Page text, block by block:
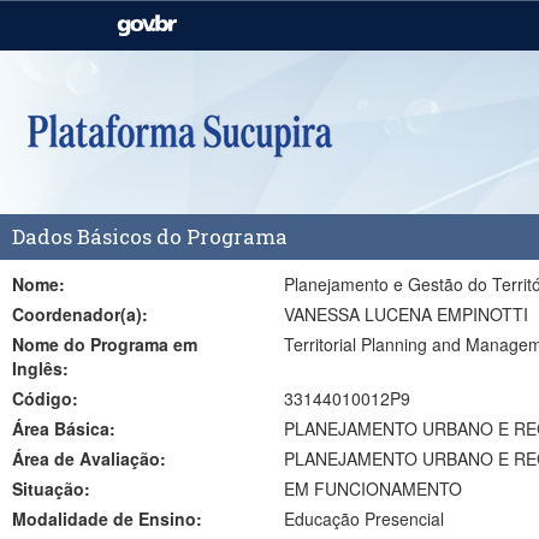
Casa Civil
Pecuária e Abastecimento
Dados Básicos do Programa
Nome:
Planejamento e Gestão do
Coordenador(a):
VANESSA LUCENA EMPINOTTI
Nome do Programa em
Inglês:
Territorial Planning and
Código:
33144010012P9
Área Básica:
PLANEJAMENTO URBANO E
Área de Avaliação:
PLANEJAMENTO URBANO E
Situação:
EM FUNCIONAMENTO
Modalidade de Ensino:
Educação Presencial